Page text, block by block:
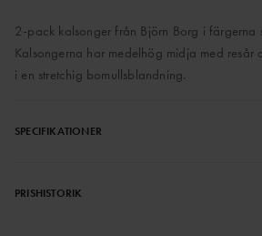
2-pack kalsonger från Björn Borg i färgerna
Kalsongerna har medelhög midja med resår
i en stretchig bomullsblandning.
SPECIFIKATIONER
PRISHISTORIK